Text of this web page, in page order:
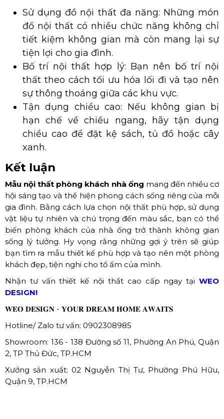
Sử dụng đồ nội thất đa năng: Những món
đồ nội thất có nhiều chức năng không chỉ
tiết kiệm không gian mà còn mang lại sự
tiện lợi cho gia đình.
Bố trí nội thất hợp lý: Bạn nên bố trí nội
thất theo cách tối ưu hóa lối đi và tạo nên
sự thông thoáng giữa các khu vực.
Tận dụng chiều cao: Nếu không gian bị
hạn chế về chiều ngang, hãy tận dụng
chiều cao để đặt kệ sách, tủ đồ hoặc cây
xanh.
Kết luận
Mẫu nội thất phòng khách nhà ống mang đến nhiều cơ
hội sáng tạo và thể hiện phong cách sống riêng của mỗi
gia đình. Bằng cách lựa chọn nội thất phù hợp, sử dụng
vật liệu tự nhiên và chú trọng đến màu sắc, bạn có thể
biến phòng khách của nhà ống trở thành không gian
sống lý tưởng. Hy vọng rằng những gợi ý trên sẽ giúp
bạn tìm ra mẫu thiết kế phù hợp và tạo nên một phòng
khách đẹp, tiện nghi cho tổ ấm của mình.
Nhận tư vấn thiết kế nội thất cao cấp ngay tại WEO
DESIGN!
𝐖𝐄𝐎 𝐃𝐄𝐒𝐈𝐆𝐍 - 𝐘𝐎𝐔𝐑 𝐃𝐑𝐄𝐀𝐌 𝐇𝐎𝐌𝐄 𝐀𝐖𝐀𝐈𝐓𝐒
Hotline/ Zalo tư vấn: 0902308985
Showroom: 136 - 138 Đường số 11, Phường An Phú, Quận
2, TP Thủ Đức, TP.HCM
Xưởng sản xuất: 02 Nguyễn Thị Tư, Phường Phú Hữu,
Quận 9, TP.HCM